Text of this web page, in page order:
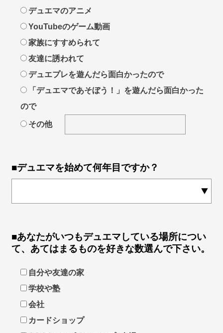
デュエマのアニメ
YouTubeのゲーム動画
家族にすすめられて
友達に誘われて
デュエプレを遊んだら面白かったので
「デュエマであそぼう！」を遊んだら面白かった
ので
その他
■デュエマを始めて何年目ですか？
■あなたがいつもデュエマしている場所につい
て、あてはまるものを好きな数選んで下さい。
自分や友達の家
学校や塾
会社
カードショップ